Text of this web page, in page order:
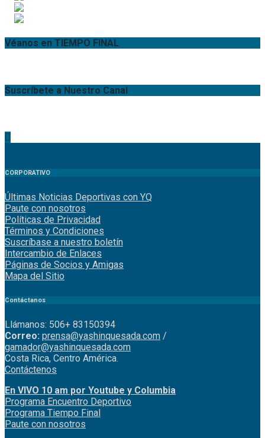
Véanos en TIEMPO FINAL
Suscríbete a Nuestro Canal
CORPORATIVO
Últimas Noticias Deportivas con YQ
Paute con nosotros
Políticas de Privacidad
Términos y Condiciones
Suscríbase a nuestro boletín
Intercambio de Enlaces
Páginas de Socios y Amigas
Mapa del Sitio
Contáctanos
Llámanos: 506+ 83150394
Correo: prensa@yashinquesada.com /
gamador@yashinquesada.com
Costa Rica, Centro América.
Contáctenos
En VIVO 10 am por Youtube y Columbia
Programa Encuentro Deportivo
Programa Tiempo Final
Paute con nosotros